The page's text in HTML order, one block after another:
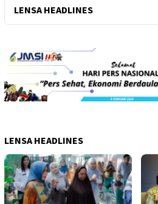
LENSA HEADLINES
LENSA HEADLINES